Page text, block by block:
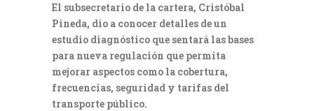
El subsecretario de la cartera, Cristóbal
Pineda, dio a conocer detalles de un
estudio diagnóstico que sentará las bases
para nueva regulación que permita
mejorar aspectos como la cobertura,
frecuencias, seguridad y tarifas del
transporte público.